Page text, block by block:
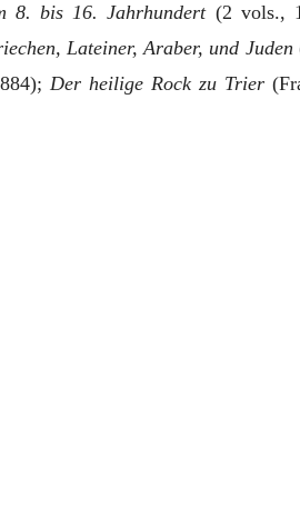
8. bis 16. Jahrhundert(2 vols.,
Lateiner, Araber, und Juden
Der heilige Rock zu Trier